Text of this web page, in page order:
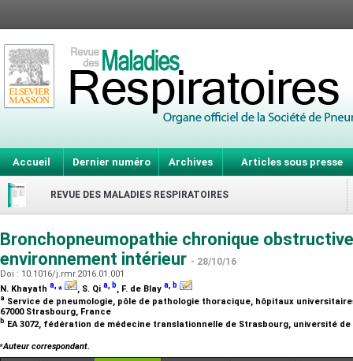
Accueil Dernier numéro Archives Articles sous presse
REVUE DES MALADIES RESPIRATOIRES
Bronchopneumopathie chronique
environnement intérieur - 28/10/16
Doi : 10.1016/j.rmr.2016.01.001
N. Khayath a,⁎ , S. Qi a, b, F. de Blay a, b
a Service de pneumologie, pôle de pathologie thoracique, hôpitaux
67000 Strasbourg, France
b EA 3072, fédération de médecine translationnelle de Strasbourg, université
⁎Auteur correspondant.